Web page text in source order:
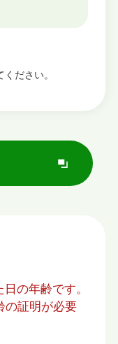
ださい。
の年齢です。
の証明が必要